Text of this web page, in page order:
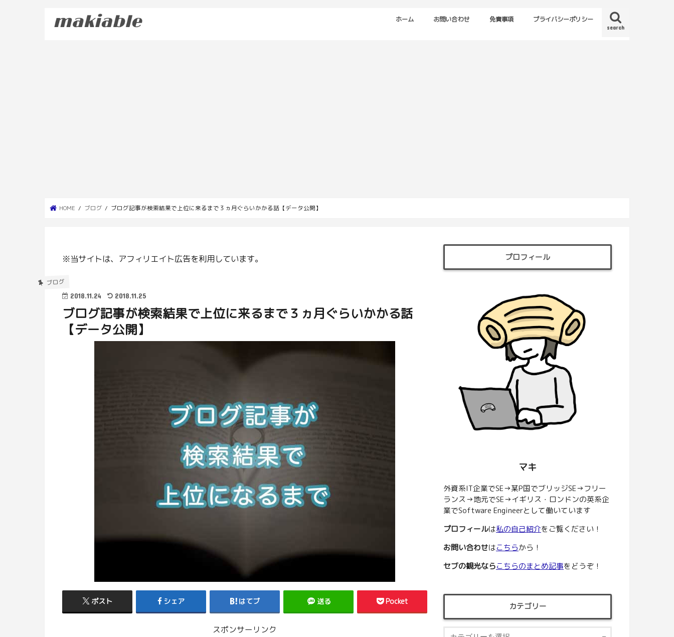
search
ホーム お問い合わせ 免責事項 プライバシーポリシー
HOME ブログ ブログ記事が検索結果で上位に来るまで３ヵ月ぐらいかかる話【データ公開】
※当サイトは、アフィリエイト広告を利用しています。
ブログ
2018.11.24 2018.11.25
ブログ記事が検索結果で上位に来るまで３ヵ月ぐらいかかる話
【データ公開】
ポスト シェア はてブ 送る Pocket
スポンサーリンク
プロフィール
マキ
外資系IT企業でSE→某P国でブリッジSE→フリー
ランス→地元でSE→イギリス・ロンドンの英系企
業でSoftware Engineerとして働いています
プロフィールは私の自己紹介をご覧ください！
お問い合わせはこちらから！
セブの観光ならこちらのまとめ記事をどうぞ！
カテゴリー